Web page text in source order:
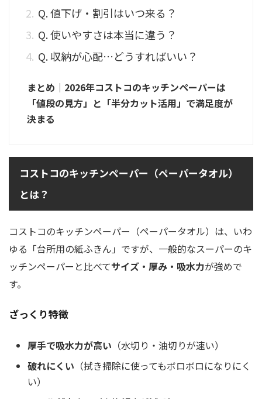
Q. 値下げ・割引はいつ来る？
Q. 使いやすさは本当に違う？
Q. 収納が心配…どうすればいい？
まとめ｜2026年コストコのキッチンペーパーは
「値段の見方」と「半分カット活用」で満足度が
決まる
コストコのキッチンペーパー（ペーパータオル）
とは？
コストコのキッチンペーパー（ペーパータオル）は、いわ
ゆる「台所用の紙ふきん」ですが、一般的なスーパーのキ
ッチンペーパーと比べてサイズ・厚み・吸水力が強めで
す。
ざっくり特徴
厚手で吸水力が高い （水切り・油切りが速い）
破れにくい （拭き掃除に使ってもボロボロになりにく
い）